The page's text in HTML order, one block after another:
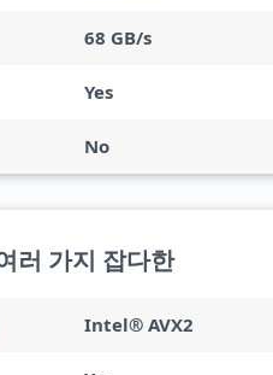
68 GB/s
Yes
No
러 가지 잡다한
Intel® AVX2